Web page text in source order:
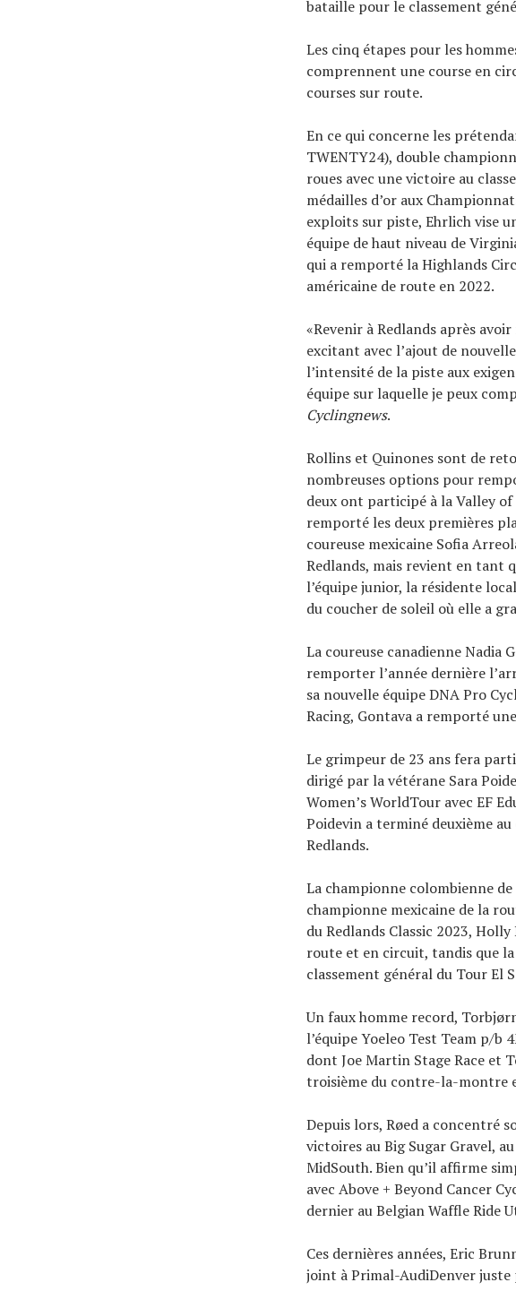
bataille pour le classement
Les cinq étapes pour les
comprennent une course en
courses sur route.
En ce qui concerne les
TWENTY24), double
roues avec une victoire au
médailles d’or aux
exploits sur piste, Ehrlich vise
équipe de haut niveau de
qui a remporté la Highlands
américaine de route en 2022.
«Revenir à Redlands après
excitant avec l’ajout de
l’intensité de la piste aux
équipe sur laquelle je peux
Cyclingnews.
Rollins et Quinones sont de
nombreuses options pour
deux ont participé à la Valley of
remporté les deux premières
coureuse mexicaine Sofia
Redlands, mais revient en tant
l’équipe junior, la résidente
du coucher de soleil où elle a
La coureuse canadienne Nadia
remporter l’année dernière
sa nouvelle équipe DNA Pro
Racing, Gontava a remporté
Le grimpeur de 23 ans fera
dirigé par la vétérane Sara
Women’s WorldTour avec EF
Poidevin a terminé deuxième
Redlands.
La championne colombienne
championne mexicaine de la
du Redlands Classic 2023,
route et en circuit, tandis que
classement général du Tour El
Un faux homme record,
l’équipe Yoeleo Test Team p/b
dont Joe Martin Stage Race et
troisième du contre-la-montre
Depuis lors, Røed a concentré
victoires au Big Sugar Gravel,
MidSouth. Bien qu’il affirme
avec Above + Beyond Cancer
dernier au Belgian Waffle Ride
Ces dernières années, Eric
joint à Primal-AudiDenver juste